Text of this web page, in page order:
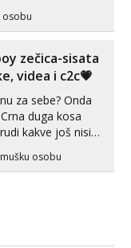
Erotsko rublje
osobu
zečica-sisata
videa i c2c💗
za sebe? Onda
duga kosa
kakve još nisi
usne? O usnama
pune usne
pamćenje, jer
osobu